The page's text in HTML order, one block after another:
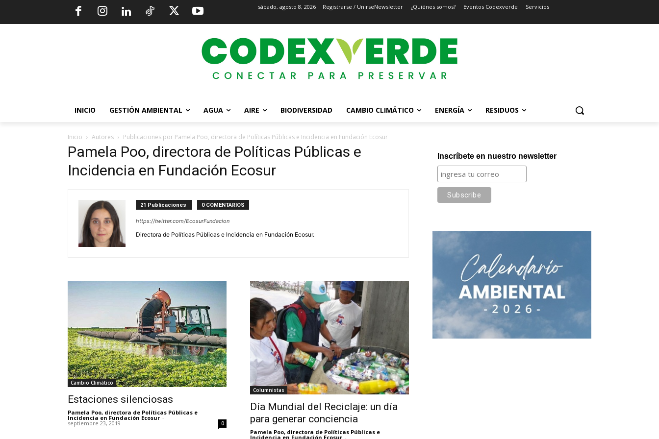
sábado, agosto 8, 2026 Registrarse / UnirseNewsletter ¿Quiénes somos? Eventos Codexverde Servicios
INICIO GESTIÓN AMBIENTAL AGUA AIRE BIODIVERSIDAD CAMBIO CLIMÁTICO ENERGÍA RESIDUOS
Inicio Autores Publicaciones por Pamela Poo, directora de Políticas Públicas e Incidencia en Fundación Ecosur
Pamela Poo, directora de Políticas Públicas e
Incidencia en Fundación Ecosur
21 Publicaciones 0 COMENTARIOS
https://twitter.com/EcosurFundacion
Directora de Políticas Públicas e Incidencia en Fundación Ecosur.
Cambio Climático
Estaciones silenciosas
Pamela Poo, directora de Políticas Públicas e
Incidencia en Fundación Ecosur -
septiembre 23, 2019 0
Columnistas
Día Mundial del Reciclaje: un día
para generar conciencia
Pamela Poo, directora de Políticas Públicas e
Incidencia en Fundación Ecosur -
Inscríbete en nuestro newsletter